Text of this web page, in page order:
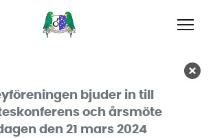
bjuder in till
och årsmöte
den 21 mars 2024